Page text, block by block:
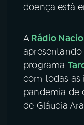
doença está
A Rádio
programa
com todas as
pandemia de
de Gláucia